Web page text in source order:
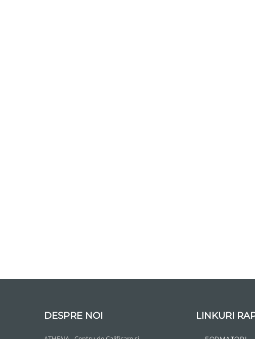
DESPRE NOI LINKURI